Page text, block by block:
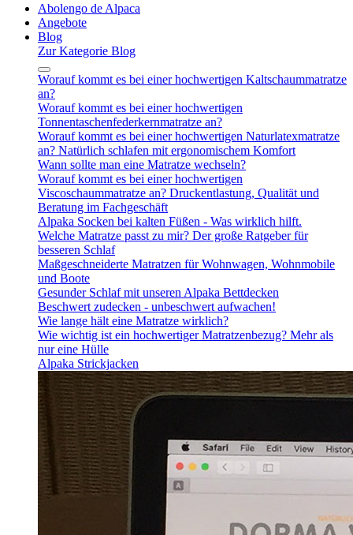
Abolengo de Alpaca
Angebote
Blog
Zur Kategorie Blog
Worauf kommt es bei einer hochwertigen Kaltschaummatratze
an?
Worauf kommt es bei einer hochwertigen
Tonnentaschenfederkernmatratze an?
Worauf kommt es bei einer hochwertigen Naturlatexmatratze
an? Natürlich schlafen mit ergonomischem Komfort
Wann sollte man eine Matratze wechseln?
Worauf kommt es bei einer hochwertigen
Viscoschaummatratze an? Druckentlastung, Qualität und
Beratung im Fachgeschäft
Alpaka Socken bei kalten Füßen - Was wirklich hilft.
Welche Matratze passt zu mir? Der große Ratgeber für
besseren Schlaf
Maßgeschneiderte Matratzen für Wohnwagen, Wohnmobile
und Boote
Gesunder Schlaf mit unseren Alpaka Bettdecken
Beschwert zudecken - unbeschwert aufwachen!
Wie lange hält eine Matratze wirklich?
Wie wichtig ist ein hochwertiger Matratzenbezug? Mehr als
nur eine Hülle
Alpaka Strickjacken